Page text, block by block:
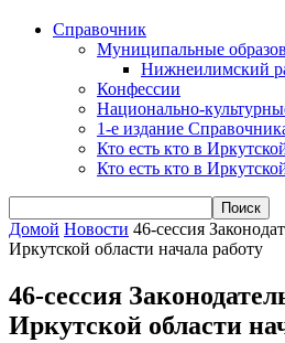
Справочник
Муниципальные
Нижнеилимский
Конфессии
Национально-
1-е издание
Кто есть кто в
Кто есть кто в
Домой Новости 46-сессия
Иркутской области начала работу
46-сессия
Иркутской области